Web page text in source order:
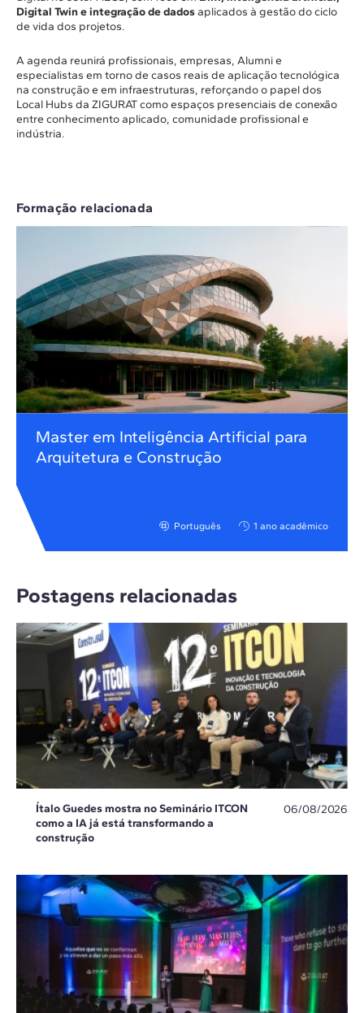
Digital Twin e integração de dadosaplicados à gestão do ciclo
de vida dos projetos.
A agenda reunirá profissionais, empresas, Alumni e
especialistas em torno de casos reais de aplicação tecnológica
na construção e em infraestruturas, reforçando o papel dos
Local Hubs da ZIGURAT como espaços presenciais de conexão
entre conhecimento aplicado, comunidade profissional e
indústria.
Formação relacionada
Master em Inteligência Artificial para
Arquitetura e Construção
Português 1 ano acadêmico
Postagens relacionadas
Ítalo Guedes mostra no Seminário ITCON
como a IA já está transformando a
construção
06/08/2026